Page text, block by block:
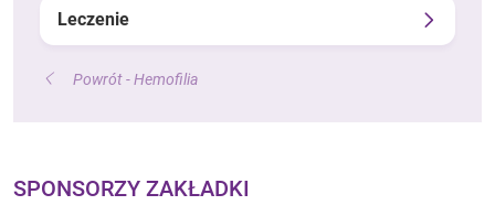
Leczenie
Powrót - Hemofilia
SPONSORZY ZAKŁADKI